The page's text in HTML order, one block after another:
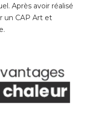
Après avoir réalisé
un CAP Art et